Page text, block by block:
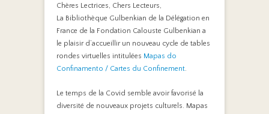
Chères Lectrices, Chers Lecteurs,
La Bibliothèque Gulbenkian de la Délégation en
France de la Fondation Calouste Gulbenkian a
le plaisir d’accueillir un nouveau cycle de tables
rondes virtuelles intitulées Mapas do
Confinamento / Cartes du Confinement.
Le temps de la Covid semble avoir favorisé la
diversité de nouveaux projets culturels. Mapas